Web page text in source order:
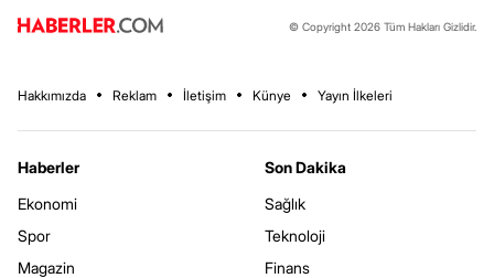
© Copyright 2026 Tüm Hakları Gizlidir.
Hakkımızda Reklam İletişim Künye Yayın İlkeleri
Haberler
Ekonomi
Spor
Magazin
Son Dakika
Sağlık
Teknoloji
Finans